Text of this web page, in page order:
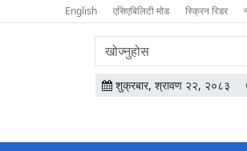
English एसिएबिलिटी मोड स्क्रिन रिडर
वेबसाइटमा
सामग्री
खोज्नुहोस
शुक्रबार, श्रावण २२, २०८३